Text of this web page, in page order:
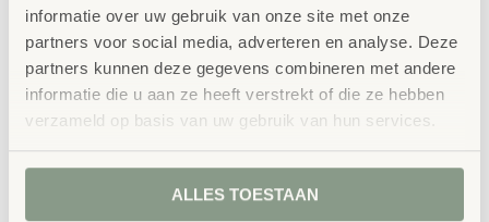
informatie over uw gebruik van onze site met onze
partners voor social media, adverteren en analyse. Deze
partners kunnen deze gegevens combineren met andere
informatie die u aan ze heeft verstrekt of die ze hebben
verzameld op basis van uw gebruik van hun services.
ALLES TOESTAAN
Gerelateerde
producten